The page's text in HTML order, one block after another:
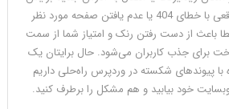
فراهم نباشد. در چنین مواقعی با خطای 404 یا عدم یافتن صفحه مورد نظر
باعث از دست رفتن رنک و امتیاز شما از سمت
جذب کاربران می‌شود. حال برایتان یک
با پیوندهای شکسته در وردپرس راه‌حلی داریم
خود بیابید و هم مشکل را برطرف کنید.